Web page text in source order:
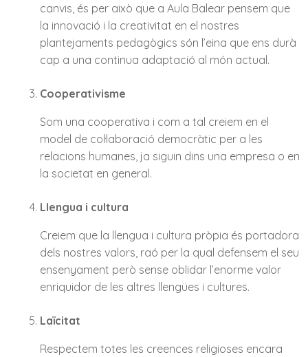
canvis, és per això que a Aula Balear pensem que
la innovació i la creativitat en el nostres
plantejaments pedagògics són l’eina que ens durà
cap a una continua adaptació al món actual.
Cooperativisme
Som una cooperativa i com a tal creiem en el
model de col·laboració democràtic per a les
relacions humanes, ja siguin dins una empresa o en
la societat en general.
Llengua i cultura
Creiem que la llengua i cultura pròpia és portadora
dels nostres valors, raó per la qual defensem el seu
ensenyament però sense oblidar l’enorme valor
enriquidor de les altres llengües i cultures.
Laïcitat
Respectem totes les creences religioses encara